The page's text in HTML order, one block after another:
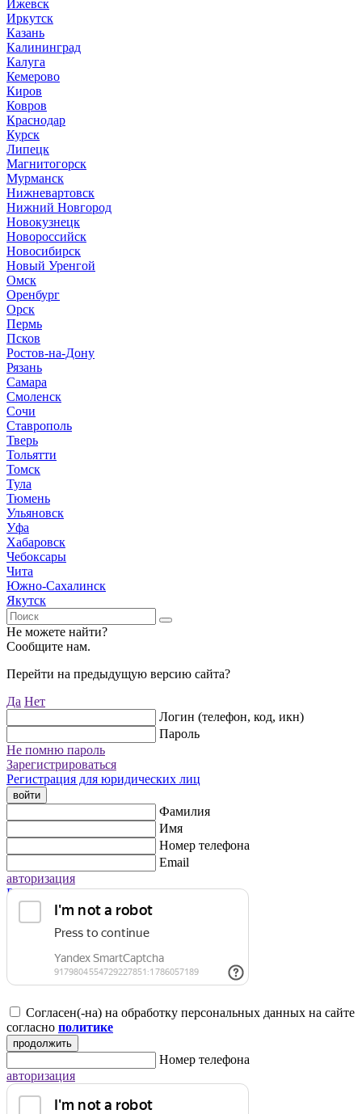
Ижевск
Иркутск
Казань
Калининград
Калуга
Кемерово
Киров
Ковров
Краснодар
Курск
Липецк
Магнитогорск
Мурманск
Нижневартовск
Нижний Новгород
Новокузнецк
Новороссийск
Новосибирск
Новый Уренгой
Омск
Оренбург
Орск
Пермь
Псков
Ростов-на-Дону
Рязань
Самара
Смоленск
Сочи
Ставрополь
Тверь
Тольятти
Томск
Тула
Тюмень
Ульяновск
Уфа
Хабаровск
Чебоксары
Чита
Южно-Сахалинск
Якутск
Не можете найти?
Сообщите нам.
Перейти на предыдущую версию сайта?
Да Нет
Логин (телефон, код, икн)
Пароль
Не помню пароль
Зарегистрироваться
Регистрация для юридических лиц
войти
Фамилия
Имя
Номер телефона
Email
авторизация
Регистрация для юридических лиц
Согласен(-на) на обработку персональных данных на сайте
согласно политике
продолжить
Номер телефона
авторизация